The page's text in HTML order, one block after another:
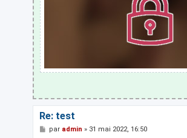
Re: test
M
par admin » 31 mai 2022, 16:50